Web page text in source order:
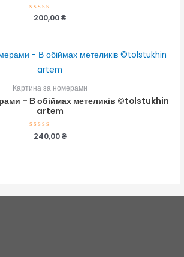
Оцінено
200,00₴
Картина за номерами
– В обіймах метеликів ©tolstukhin
artem
Оцінено
240,00₴